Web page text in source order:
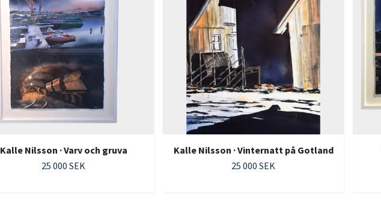
Kalle Nilsson · Varv och gruva
25 000 SEK
Kalle Nilsson · Vinternatt på Gotland
25 000 SEK